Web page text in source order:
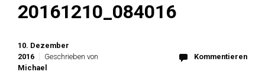
20161210_084016
10. Dezember
2016
Geschrieben von
Michael
Kommentieren